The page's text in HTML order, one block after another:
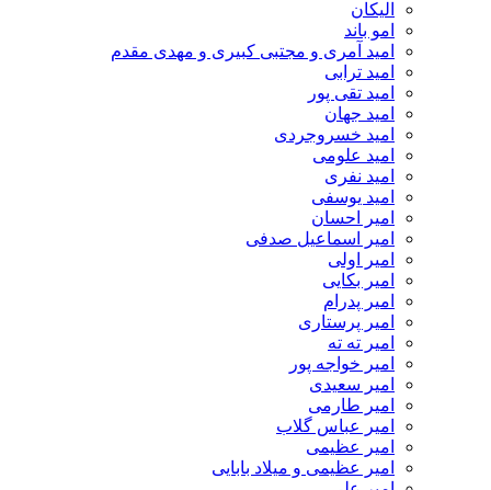
امو باند
امید آمری و مجتبی کبیری و مهدى مقدم
امید ترابی
امید تقی پور
امید جهان
امید خسروجردی
امید علومی
امید نفری
امید یوسفی
امیر احسان
امیر اسماعیل صدفی
امیر اولی
امیر بکایی
امیر پدرام
امیر پرستاری
امیر ته ته
امیر خواجه پور
امیر سعیدی
امیر طارمی
امیر عباس گلاب
امیر عظیمی
امیر عظیمی و میلاد بابایی